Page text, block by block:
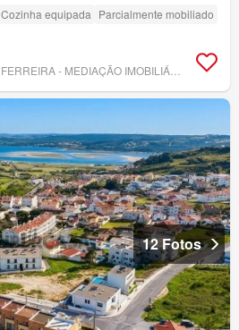
Cozinha equipada Parcialmente mobiliado
12 Fotos